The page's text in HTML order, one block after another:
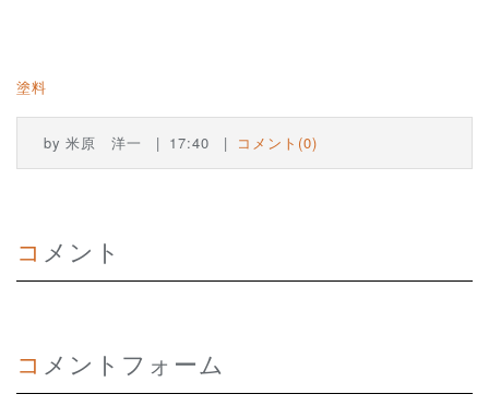
塗料
by 米原 洋一 17:40 コメント(0)
コメント
コメントフォーム